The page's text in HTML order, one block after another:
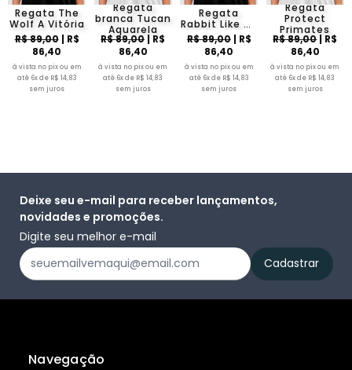
Regata The
Wolf A Vitória
R$ 89,00| R$
86,40
à vista no pix ou em
até 6x de R$ 14,83
sem juros
Regata
branca Tucan
Aquarela
R$ 89,00| R$
86,40
à vista no pix ou em
até 6x de R$ 14,83
sem juros
Regata
Rabbit Like To
Live Free
R$ 89,00| R$
86,40
à vista no pix ou em
até 6x de R$ 14,83
sem juros
Regata
Protect
Primates
R$ 89,00| R$
86,40
à vista no pix ou em
até 6x de R$ 14,83
sem juros
Deixe seu e-mail para receber lançamentos,
novidades e promoções.
Digite seu melhor e-mail
Navegação